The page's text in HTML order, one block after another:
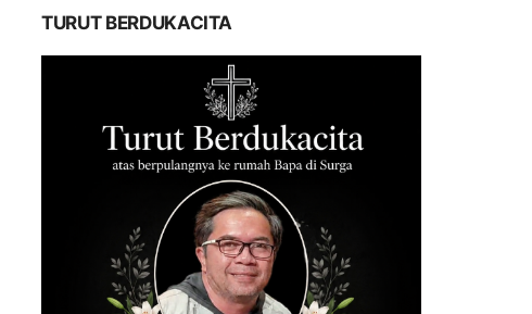
TURUT BERDUKACITA